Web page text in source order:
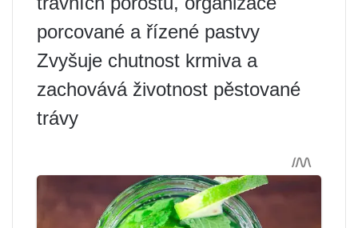
porcované a řízené pastvy
Zvyšuje chutnost krmiva a
zachovává životnost pěstované
trávy